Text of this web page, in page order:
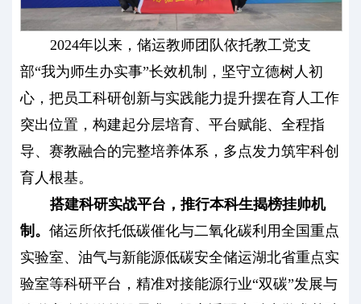
2024年以来，储运教师团队依托教工党支
部“我为师生办实事”长效机制，坚守立德树人初
心，把员工科研创新与实践能力提升摆在育人工作
突出位置，构建起分层培育、平台赋能、全程指
导、赛教融合的完整培养体系，多点发力筑牢科创
育人根基。
搭建科研实战平台，推行本科生揭榜挂帅机
制。 储运所依托低碳催化与二氧化碳利用全国重点
实验室、油气与新能源低碳安全储运湖北省重点实
验室等科研平台，精准对接能源行业“双碳”发展与